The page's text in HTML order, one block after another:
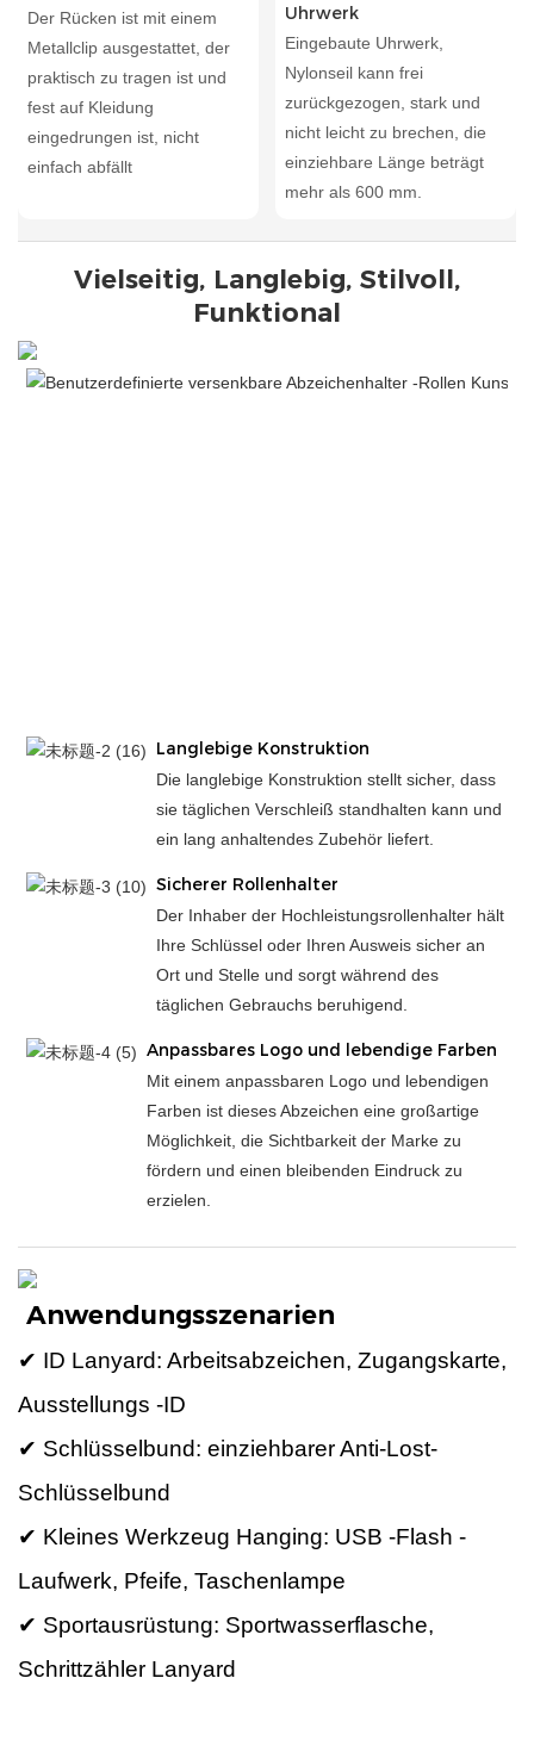
Der Rücken ist mit einem
Metallclip ausgestattet, der
praktisch zu tragen ist und
fest auf Kleidung
eingedrungen ist, nicht
einfach abfällt
Uhrwerk
Eingebaute Uhrwerk,
Nylonseil kann frei
zurückgezogen, stark und
nicht leicht zu brechen, die
einziehbare Länge beträgt
mehr als 600 mm.
Vielseitig, Langlebig, Stilvoll,
Funktional
Langlebige Konstruktion
Die langlebige Konstruktion stellt sicher, dass
sie täglichen Verschleiß standhalten kann und
ein lang anhaltendes Zubehör liefert.
Sicherer Rollenhalter
Der Inhaber der Hochleistungsrollenhalter hält
Ihre Schlüssel oder Ihren Ausweis sicher an
Ort und Stelle und sorgt während des
täglichen Gebrauchs beruhigend.
Anpassbares Logo und lebendige Farben
Mit einem anpassbaren Logo und lebendigen
Farben ist dieses Abzeichen eine großartige
Möglichkeit, die Sichtbarkeit der Marke zu
fördern und einen bleibenden Eindruck zu
erzielen.
Anwendungsszenarien
✔ ID Lanyard: Arbeitsabzeichen, Zugangskarte,
Ausstellungs -ID
✔ Schlüsselbund: einziehbarer Anti-Lost-
Schlüsselbund
✔ Kleines Werkzeug Hanging: USB -Flash -
Laufwerk, Pfeife, Taschenlampe
✔ Sportausrüstung: Sportwasserflasche,
Schrittzähler Lanyard